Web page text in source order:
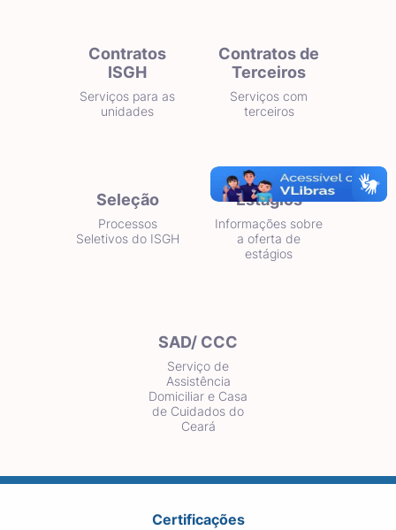
Contratos
ISGH
Serviços para as
unidades
Contratos de
Terceiros
Serviços com
terceiros
Seleção
Processos
Seletivos do ISGH
Estágios
Informações sobre
a oferta de
estágios
SAD/ CCC
Serviço de
Assistência
Domiciliar e Casa
de Cuidados do
Ceará
Certificações